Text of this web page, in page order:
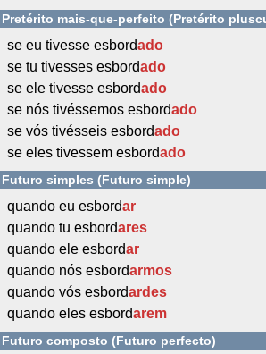
Pretérito mais-que-perfeito (Pretérito
se eu tivesse esbordado
se tu tivesses esbordado
se ele tivesse esbordado
se nós tivéssemos esbordado
se vós tivésseis esbordado
se eles tivessem esbordado
Futuro simples (Futuro simple)
quando eu esbordar
quando tu esbordares
quando ele esbordar
quando nós esbordarmos
quando vós esbordardes
quando eles esbordarem
Futuro composto (Futuro perfecto)